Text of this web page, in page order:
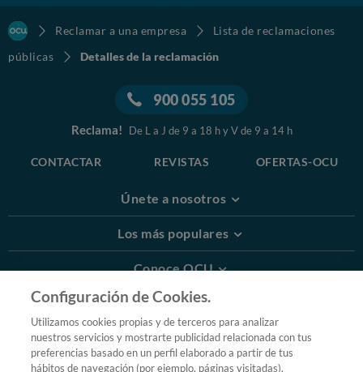
Reclamar a una empresa
Lista de reclamaciones
públicas
Detalles de la reclamación
900 055 105
Reclama! De L a J de 9 a 18 h y V de 9 a 14 h
CONTACTAR REVISTAS OFERTAS-OCU
Únete a nosotros
Los más populares
Conoce OCU
Más Información
© 2026 OCU
Condiciones generales de contratación de OCU
Configuración de Cookies.
Utilizamos cookies propias y de terceros para analizar
nuestros servicios y mostrarte publicidad relacionada con tus
preferencias basado en un perfil elaborado a partir de tus
hábitos de navegación (por ejemplo, páginas visitadas).